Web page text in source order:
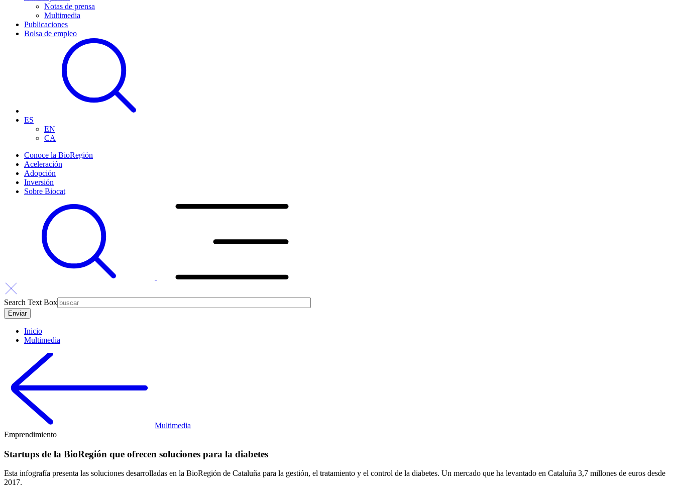
Notas de prensa
Multimedia
Publicaciones
Bolsa de empleo
ES
EN
CA
Conoce la BioRegión
Aceleración
Adopción
Inversión
Sobre Biocat
Search Text Box
Inicio
Multimedia
Multimedia
Emprendimiento
Startups de la BioRegión que ofrecen soluciones para la diabetes
Esta infografía presenta las soluciones desarrolladas en la BioRegión de Cataluña para la gestión, el tratamiento y el control de la diabetes. Un mercado que ha levantado en Cataluña 3,7 millones de euros desde
2017.